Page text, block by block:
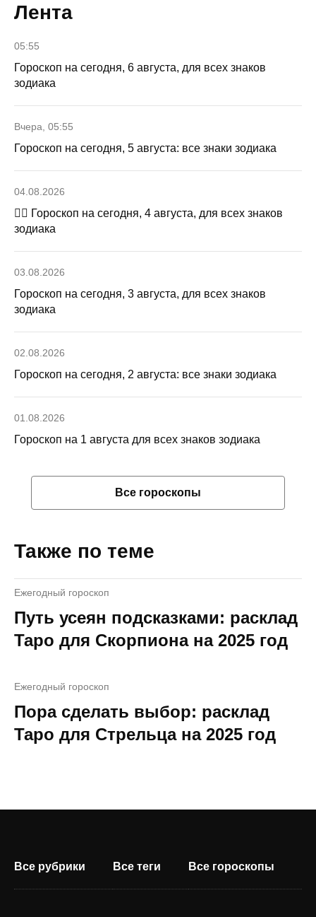
Лента
05:55
Гороскоп на сегодня, 6 августа, для всех знаков
зодиака
Вчера, 05:55
Гороскоп на сегодня, 5 августа: все знаки зодиака
04.08.2026
🧙‍♀ Гороскоп на сегодня, 4 августа, для всех знаков
зодиака
03.08.2026
Гороскоп на сегодня, 3 августа, для всех знаков
зодиака
02.08.2026
Гороскоп на сегодня, 2 августа: все знаки зодиака
01.08.2026
Гороскоп на 1 августа для всех знаков зодиака
Все гороскопы
Также по теме
Ежегодный гороскоп
Путь усеян подсказками: расклад
Таро для Скорпиона на 2025 год
Ежегодный гороскоп
Пора сделать выбор: расклад
Таро для Стрельца на 2025 год
Все рубрики Все теги Все гороскопы